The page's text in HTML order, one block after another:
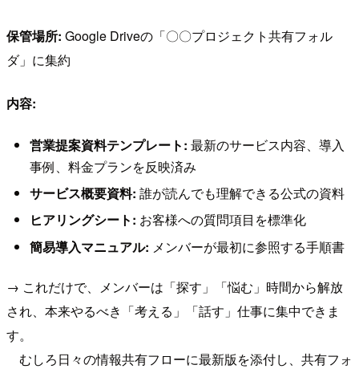
保管場所: Google Driveの「〇〇プロジェクト共有フォル
ダ」に集約
内容:
営業提案資料テンプレート: 最新のサービス内容、導入
事例、料金プランを反映済み
サービス概要資料: 誰が読んでも理解できる公式の資料
ヒアリングシート: お客様への質問項目を標準化
簡易導入マニュアル: メンバーが最初に参照する手順書
→ これだけで、メンバーは「探す」「悩む」時間から解放
され、本来やるべき「考える」「話す」仕事に集中できま
す。
むしろ日々の情報共有フローに最新版を添付し、共有フォ